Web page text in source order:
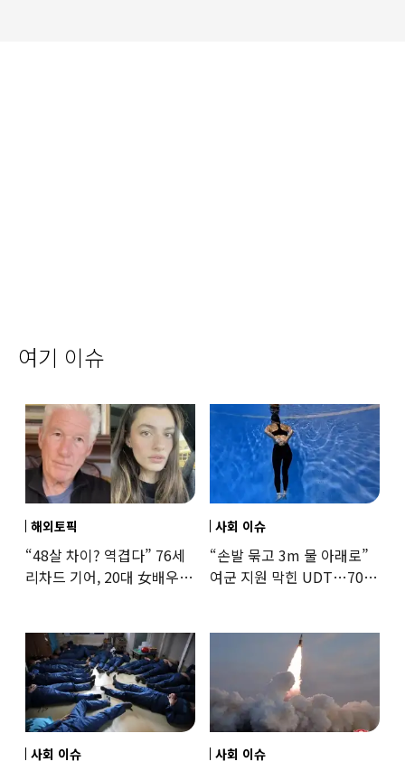
여기 이슈
해외토픽
“48살 차이? 역겹다” 76세
리차드 기어, 20대 女배우와
사회 이슈
“손발 묶고 3m 물 아래로”
여군 지원 막힌 UDT…707
사회 이슈 사회 이슈